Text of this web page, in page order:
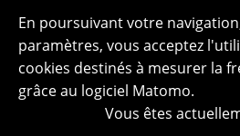
En poursuivant votre
paramètres, vous acceptez
cookies destinés à mesurer la
grâce au logiciel Matomo.
Vous êtes